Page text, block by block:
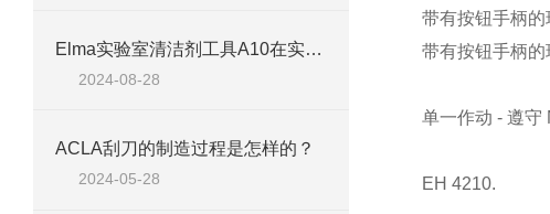
Elma实验室清洁剂工具A10在实验室清洁中的应用
2024-08-28
ACLA刮刀的制造过程是怎样的？
2024-05-28
带有按钮手柄
带有按钮手柄的
单一作动 - 遵守
EH 4210.